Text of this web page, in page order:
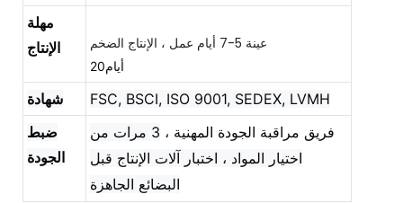
مهلة
الإنتاج
أيام20
شهادة
FSC, BSCI, ISO 9001, SEDEX, LVMH
ضبط
الجودة
فريق مراقبة الجودة المهنية ،
3 مرات من
اختيار المواد ، اختبار آلات الإنتاج قبل
البضائع الجاهزة